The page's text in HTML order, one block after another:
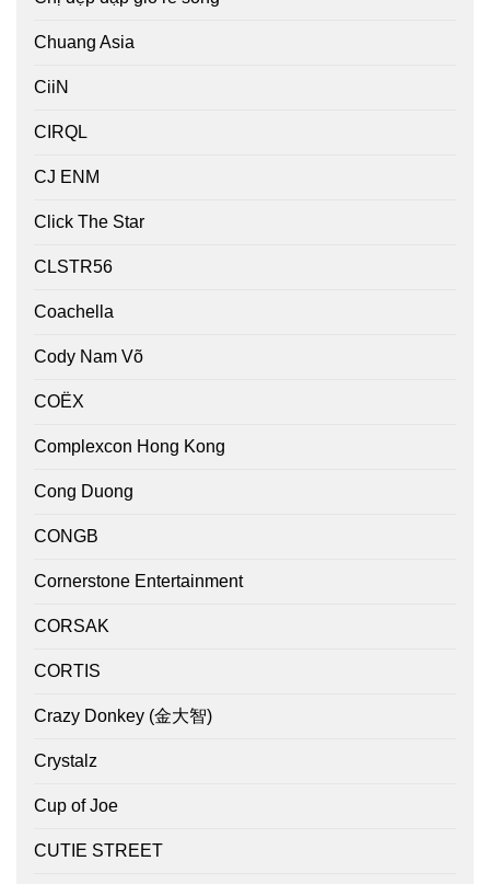
Chuang Asia
CiiN
CIRQL
CJ ENM
Click The Star
CLSTR56
Coachella
Cody Nam Võ
COËX
Complexcon Hong Kong
Cong Duong
CONGB
Cornerstone Entertainment
CORSAK
CORTIS
Crazy Donkey (金大智)
Crystalz
Cup of Joe
CUTIE STREET